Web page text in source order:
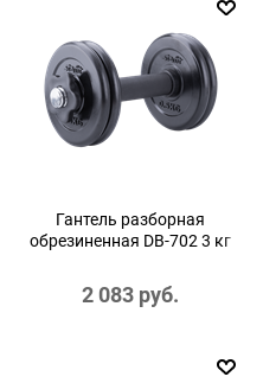
Гантель разборная
обрезиненная DB-702 3 кг
2 083 руб.